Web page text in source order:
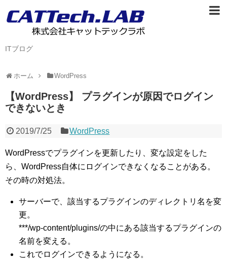
ITブログ
ホーム WordPress
【WordPress】 プラグインが原因でログイン
できないとき
2019/7/25 WordPress
WordPressでプラグインを更新したり、変な設定をした
ら、WordPress自体にログインできなくなることがある。
その時の対処法。
サーバーで、該当するプラグインのディレクトリ名を変
更。
***/wp-content/plugins/の中にある該当するプラグインの
名前を変える。
これでログインできるようになる。